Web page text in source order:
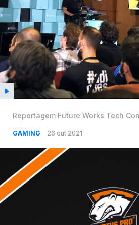
Reportagem Future.Works Tech
GAMING 26 out 2021